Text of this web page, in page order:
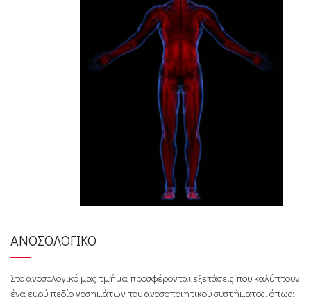
ΑΝΟΣΟΛΟΓΙΚΟ
Στο ανοσολογικό μας τμήμα προσφέρονται εξετάσεις που καλύπτουν
ένα ευρύ πεδίο νοσημάτων του ανοσοποιητικού συστήματος, όπως: